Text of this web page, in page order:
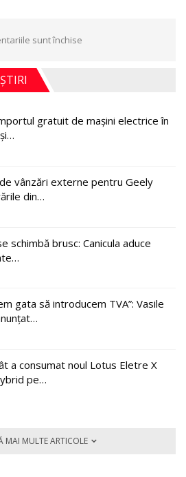
sunt închise
gratuit de mașini electrice în
vânzări externe pentru Geely
din…
schimbă brusc: Canicula aduce
gata să introducem TVA”: Vasile
a consumat noul Lotus Eletre X
pe…
MAI MULTE ARTICOLE